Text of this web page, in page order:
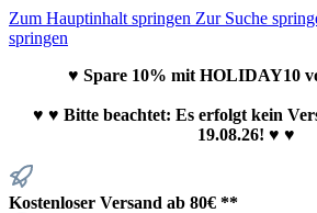
Zum Hauptinhalt springen Zur Suche
springen
♥ Spare 10% mit HOLIDAY10
♥ ♥ Bitte beachtet: Es erfolgt kein
19.08.26! ♥ ♥
Kostenloser Versand ab 80€ **